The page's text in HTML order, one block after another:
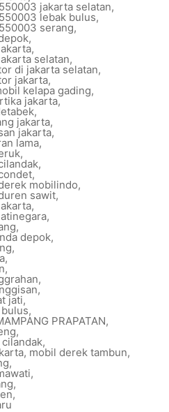
jakarta selatan,
lebak bulus,
serang,
,
,
selatan,
di jakarta selatan,
jakarta,
kelapa gading,
jakarta,
,
jakarta,
jakarta,
lama,
,
,
,
mobilindo,
sawit,
,
,
,
depok,
,
,
,
,
,
jati,
,
PRAPATAN,
,
,
, mobil derek tambun,
,
,
,
,